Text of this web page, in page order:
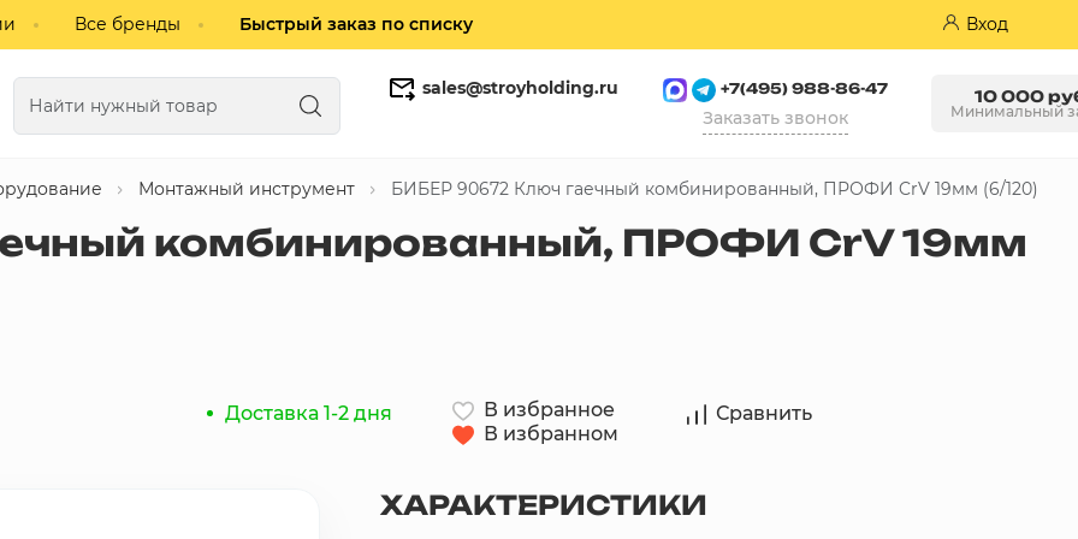
Все бренды Быстрый заказ по списку Вход
sales@stroyholding.ru +7(495) 988-86-47
Заказать звонок
10 000
Минимальный
Пазогребневые плиты (ПГП)
Монтажный инструмент БИБЕР 90672 Ключ гаечный комбинированный, ПРОФИ CrV 19мм (6/120)
комбинированный, ПРОФИ CrV 19мм
Доставка 1-2 дня
В избранное
В избранном
Сравнить
ХАРАКТЕРИСТИКИ